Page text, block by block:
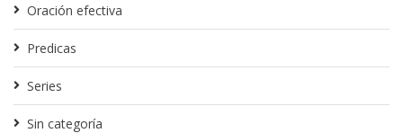
Oración efectiva
Predicas
Series
Sin categoría